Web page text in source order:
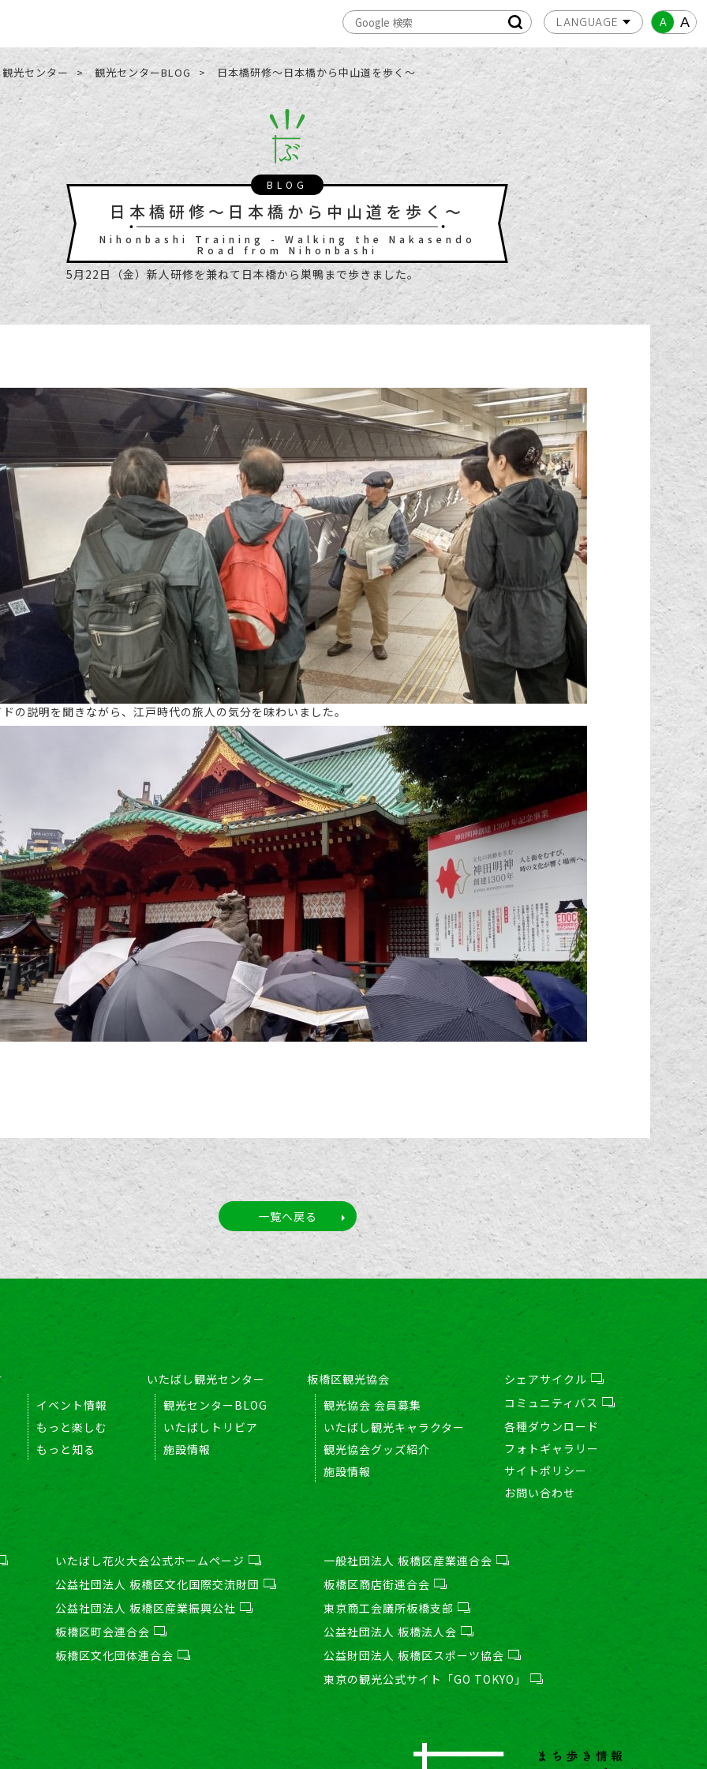
A A
光センター 観光センターBLOG 日本橋研修～日本橋から中山道を歩く～
BLOG
日本橋研修～日本橋から中山道を歩く～
Nihonbashi Training - Walking the Nakasendo
Road from Nihonbashi
5月22日（金）新人研修を兼ねて日本橋から巣鴨まで歩きました。
の説明を聞きながら、江戸時代の旅人の気分を味わいました。
一覧へ戻る
イベント情報
もっと楽しむ
もっと知る
いたばし観光センター
観光センターBLOG
いたばしトリビア
施設情報
板橋区観光協会
観光協会 会員募集
いたばし観光キャラクター
観光協会グッズ紹介
施設情報
シェアサイクル
コミュニティバス
各種ダウンロード
フォトギャラリー
サイトポリシー
お問い合わせ
いたばし花火大会公式ホームページ
公益社団法人 板橋区文化国際交流財団
公益社団法人 板橋区産業振興公社
板橋区町会連合会
板橋区文化団体連合会
一般社団法人 板橋区産業連合会
板橋区商店街連合会
東京商工会議所板橋支部
公益社団法人 板橋法人会
公益財団法人 板橋区スポーツ協会
東京の観光公式サイト「GO TOKYO」